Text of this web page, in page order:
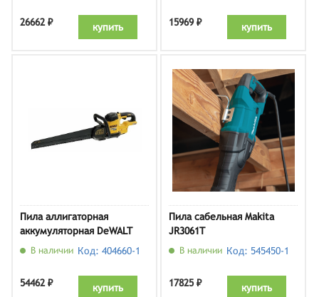
26662 ₽ купить 15969 ₽ купить
Пила аллигаторная
аккумуляторная DeWALT
DCS397N, без АКБ и ЗУ
В наличии Код: 404660-1
54462 ₽ купить
Пила сабельная Makita
JR3061T
В наличии Код: 545450-1
17825 ₽ купить